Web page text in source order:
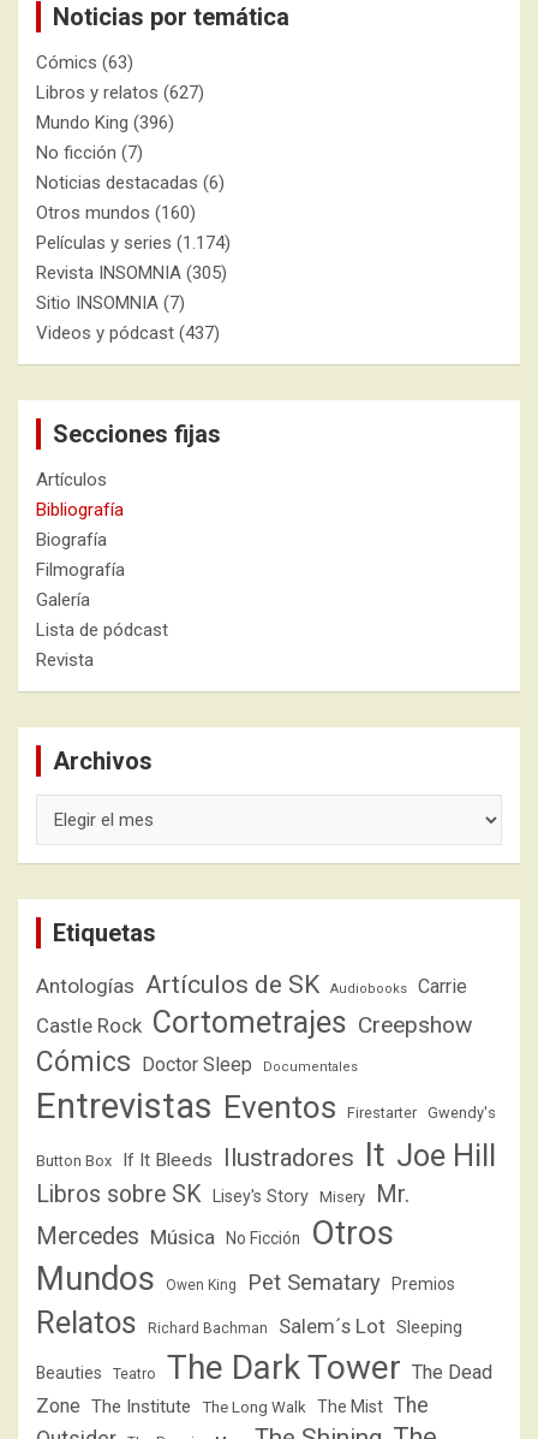
Noticias por temática
Cómics (63)
Libros y relatos (627)
Mundo King (396)
No ficción (7)
Noticias destacadas (6)
Otros mundos (160)
Películas y series (1.174)
Revista INSOMNIA (305)
Sitio INSOMNIA (7)
Videos y pódcast (437)
Secciones fijas
Artículos
Bibliografía
Biografía
Filmografía
Galería
Lista de pódcast
Revista
Archivos
Etiquetas
Antologías Artículos de SK Audiobooks Carrie
Castle Rock Cortometrajes Creepshow
Cómics Doctor Sleep Documentales
Entrevistas Eventos Firestarter Gwendy's
Button Box If It Bleeds Ilustradores It Joe Hill
Libros sobre SK Lisey's Story Misery
Mr.
Mercedes Música No Ficción
Otros
Mundos
Owen King Pet Sematary Premios
Relatos Richard Bachman Salem´s Lot Sleeping
Beauties Teatro The Dark Tower The Dead
Zone The Institute The Long Walk The Mist The